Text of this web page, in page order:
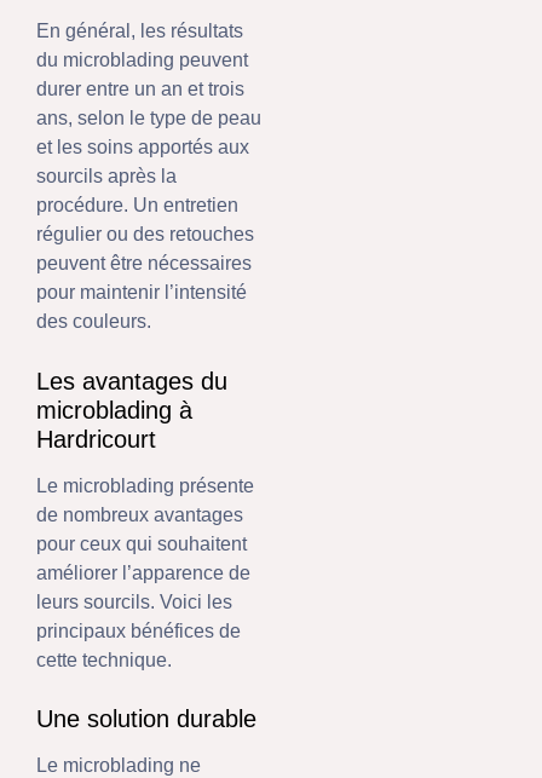
En général, les résultats
du microblading peuvent
durer entre un an et trois
ans, selon le type de peau
et les soins apportés aux
sourcils après la
procédure. Un entretien
régulier ou des retouches
peuvent être nécessaires
pour maintenir l’intensité
des couleurs.
Les avantages du
microblading à
Hardricourt
Le microblading présente
de nombreux avantages
pour ceux qui souhaitent
améliorer l’apparence de
leurs sourcils. Voici les
principaux bénéfices de
cette technique.
Une solution durable
Le microblading ne